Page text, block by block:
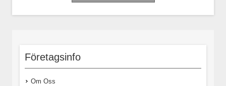
Företagsinfo
Om Oss